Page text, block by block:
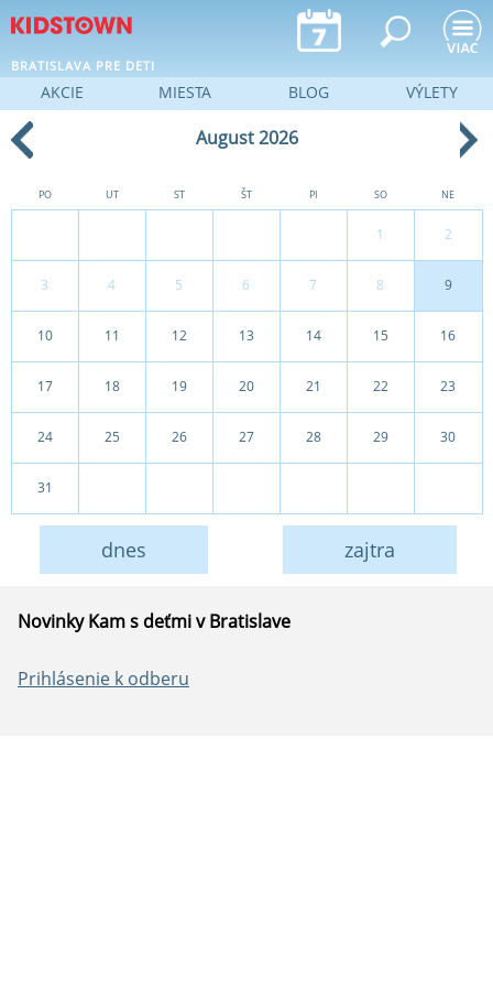
Jump to navigation
BRATISLAVA PRE DETI
August 2026
PO UT ST ŠT PI SO NE
1 2
3 4 5 6 7 8 9
10 11 12 13 14 15 16
17 18 19 20 21 22 23
24 25 26 27 28 29 30
31
dnes zajtra
Novinky Kam s deťmi v Bratislave
Prihlásenie k odberu
AKCIE MIESTA BLOG VÝLETY